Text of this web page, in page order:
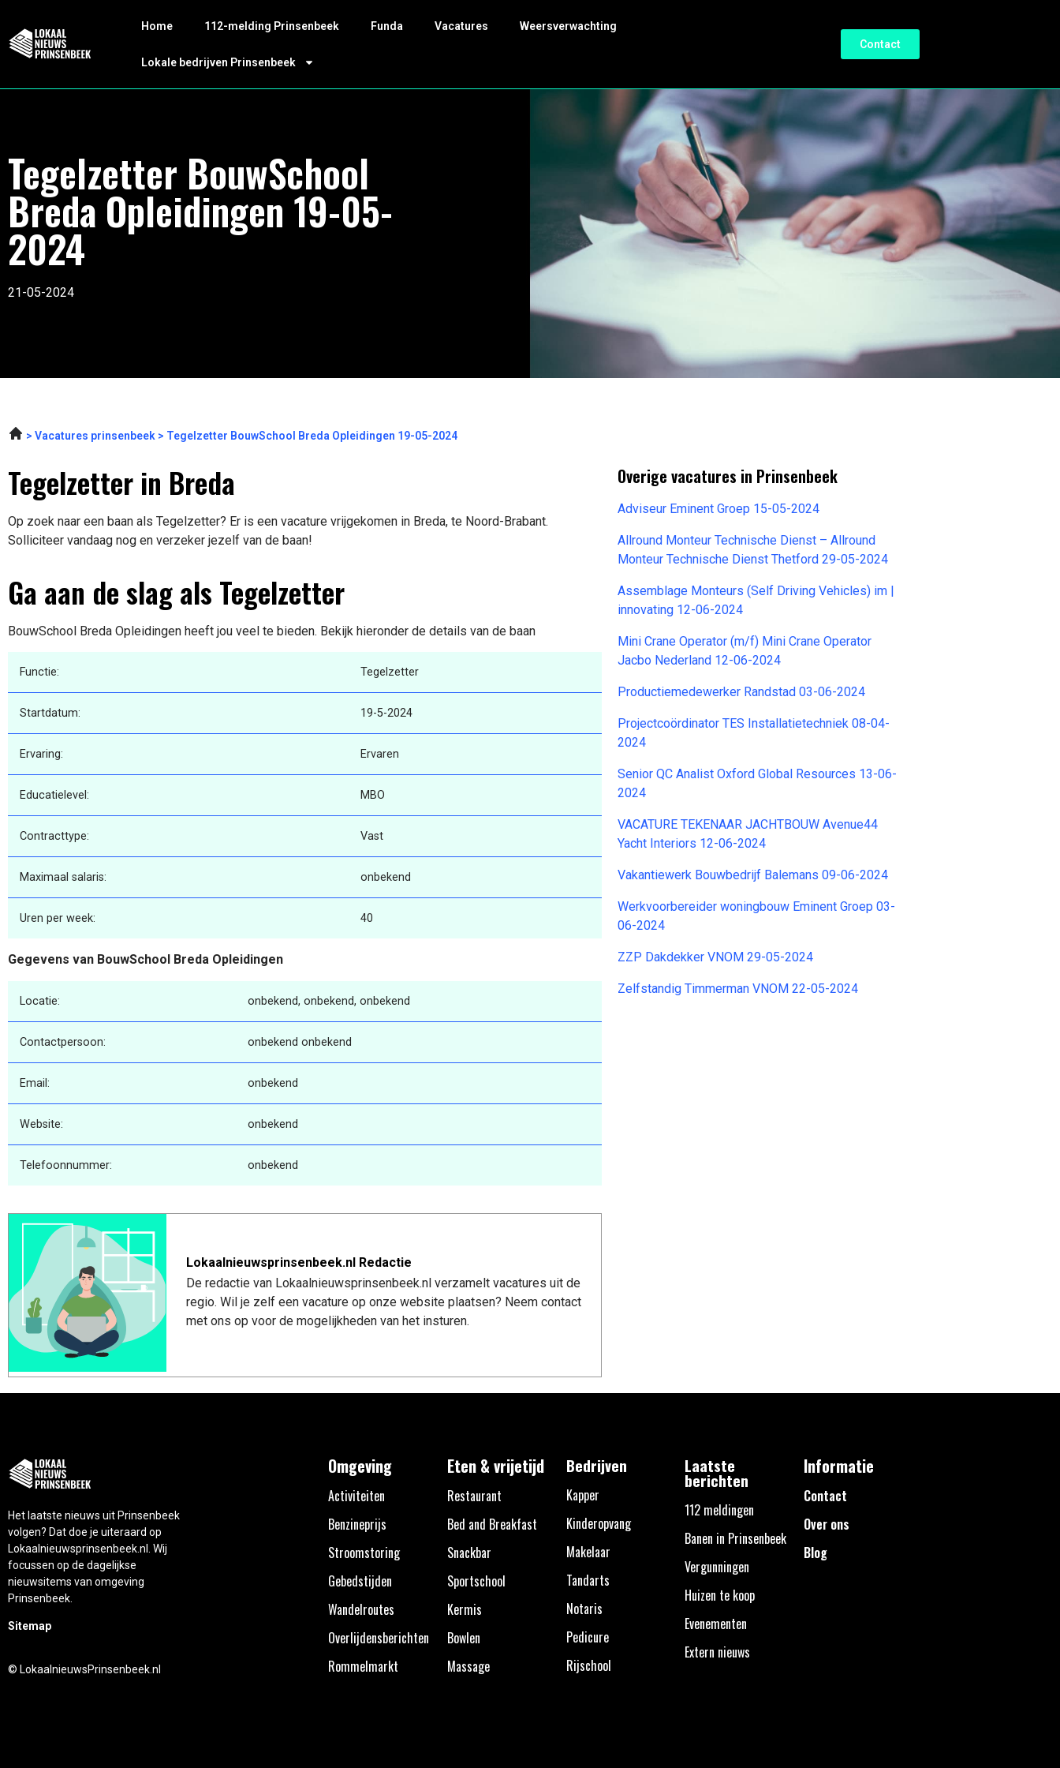
Home 112-melding Prinsenbeek Funda Vacatures Weersverwachting
Lokale bedrijven Prinsenbeek
Contact
Tegelzetter BouwSchool
Breda Opleidingen 19-05-
2024
21-05-2024
Vacatures prinsenbeek Tegelzetter BouwSchool Breda Opleidingen 19-05-2024
Tegelzetter in Breda
Op zoek naar een baan als Tegelzetter? Er is een vacature vrijgekomen in Breda, te Noord-Brabant.
Solliciteer vandaag nog en verzeker jezelf van de baan!
Ga aan de slag als Tegelzetter
BouwSchool Breda Opleidingen heeft jou veel te bieden. Bekijk hieronder de details van de baan
Functie: Tegelzetter
Startdatum: 19-5-2024
Ervaring: Ervaren
Educatielevel: MBO
Contracttype: Vast
Maximaal salaris: onbekend
Uren per week: 40
Gegevens van BouwSchool Breda Opleidingen
Locatie: onbekend, onbekend, onbekend
Contactpersoon: onbekend onbekend
Email: onbekend
Website: onbekend
Telefoonnummer: onbekend
Lokaalnieuwsprinsenbeek.nl Redactie
De redactie van Lokaalnieuwsprinsenbeek.nl verzamelt vacatures uit de
regio. Wil je zelf een vacature op onze website plaatsen? Neem contact
met ons op voor de mogelijkheden van het insturen.
Overige vacatures in Prinsenbeek
Adviseur Eminent Groep 15-05-2024
Allround Monteur Technische Dienst – Allround
Monteur Technische Dienst Thetford 29-05-2024
Assemblage Monteurs (Self Driving Vehicles) im |
innovating 12-06-2024
Mini Crane Operator (m/f) Mini Crane Operator
Jacbo Nederland 12-06-2024
Productiemedewerker Randstad 03-06-2024
Projectcoördinator TES Installatietechniek 08-04-
2024
Senior QC Analist Oxford Global Resources 13-06-
2024
VACATURE TEKENAAR JACHTBOUW Avenue44
Yacht Interiors 12-06-2024
Vakantiewerk Bouwbedrijf Balemans 09-06-2024
Werkvoorbereider woningbouw Eminent Groep 03-
06-2024
ZZP Dakdekker VNOM 29-05-2024
Zelfstandig Timmerman VNOM 22-05-2024
Het laatste nieuws uit Prinsenbeek
volgen? Dat doe je uiteraard op
Lokaalnieuwsprinsenbeek.nl. Wij
focussen op de dagelijkse
nieuwsitems van omgeving
Prinsenbeek.
Sitemap
© LokaalnieuwsPrinsenbeek.nl
Omgeving
Activiteiten
Benzineprijs
Stroomstoring
Gebedstijden
Wandelroutes
Overlijdensberichten
Rommelmarkt
Eten & vrijetijd
Restaurant
Bed and Breakfast
Snackbar
Sportschool
Kermis
Bowlen
Massage
Bedrijven
Kapper
Kinderopvang
Makelaar
Tandarts
Notaris
Pedicure
Rijschool
Laatste
berichten
112 meldingen
Banen in Prinsenbeek
Vergunningen
Huizen te koop
Evenementen
Extern nieuws
Informatie
Contact
Over ons
Blog